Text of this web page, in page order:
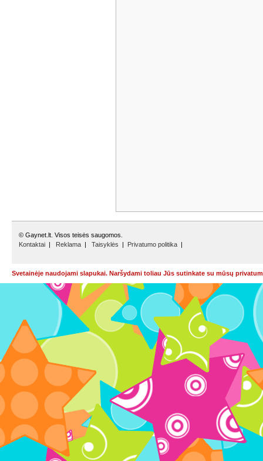
© Gaynet.lt. Visos teisės saugomos.
Kontaktai | Reklama | Taisyklės | Privatumo politika |
Svetainėje naudojami slapukai. Naršydami toliau Jūs sutinkate su mūsų